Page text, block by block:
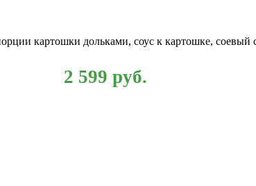
картошки дольками, соус к картошке, соевый
2 599 руб.